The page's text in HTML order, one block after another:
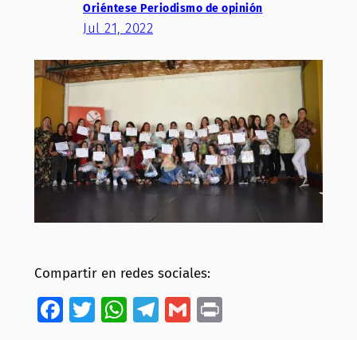
Oriéntese Periodismo de opinión
Jul 21, 2022
Compartir en redes sociales:
Facebook
Twitter
WhatsApp
Telegram
GmailPrint